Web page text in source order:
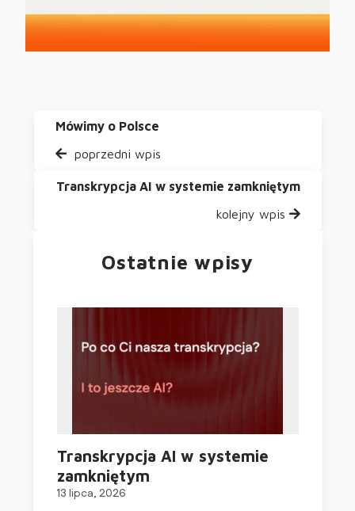
Mówimy o Polsce
poprzedni wpis
Transkrypcja AI w systemie zamkniętym
kolejny wpis
Ostatnie wpisy
Transkrypcja AI w systemie
zamkniętym
13 lipca, 2026